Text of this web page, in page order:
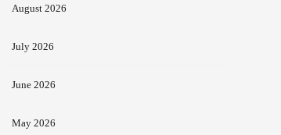
August 2026
July 2026
June 2026
May 2026